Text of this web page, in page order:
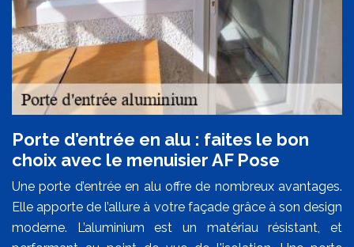
Porte d’entrée en alu : faites le bon
choix avec le menuisier AF Pose
Une porte d’entrée en alu offre de nombreux avantages.
Elle apporte de l’allure à votre façade grâce à son design
moderne. L’aluminium est un matériau résistant, et